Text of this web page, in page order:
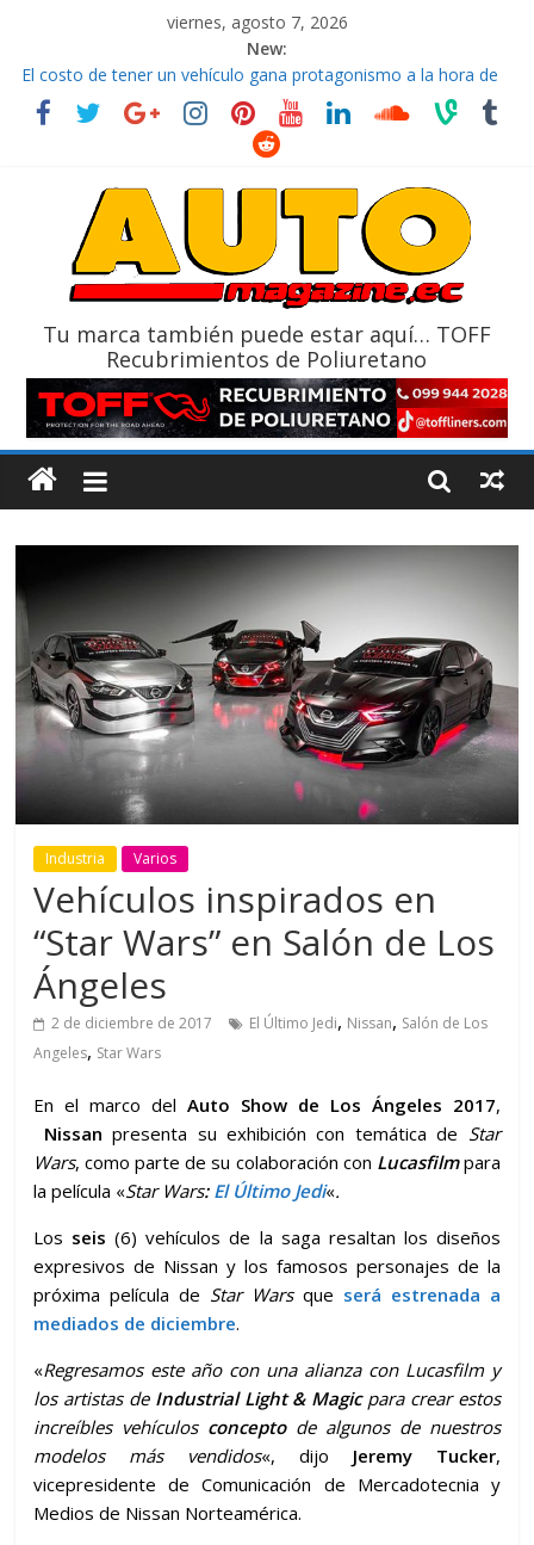
viernes, agosto 7, 2026
New:
El costo de tener un vehículo gana protagonismo a la hora de
decidir
Ultima película ‘Spider‑Man: Brand New Day’ pone en escena a
La Vuelta al Ecuador 2026, edición 47ª, recorre 7 provincias en 8
La FEDAK recibe 12 Sinotruk Bolden para cubrir las rutas de La
Tu marca también puede estar aquí… TOFF
Recubrimientos de Poliuretano
Industria Varios
Vehículos inspirados en
“Star Wars” en Salón de Los
Ángeles
2 de diciembre de 2017 El Último Jedi, Nissan, Salón de Los
Angeles, Star Wars
En el marco delAuto Show de Los Ángeles 2017,
Nissan presenta su exhibición con temática de Star
Wars, como parte de su colaboración con Lucasfilmpara
la película «Star Wars: El Último Jedi«.
Los seis (6) vehículos de la saga resaltan los diseños
expresivos de Nissan y los famosos personajes de la
próxima película de Star Warsque será estrenada a
mediados de diciembre.
«Regresamos este año con una alianza con Lucasfilm y
los artistas de Industrial Light & Magicpara crear estos
increíbles vehículos conceptode algunos de nuestros
modelos más vendidos«, dijo Jeremy Tucker,
vicepresidente de Comunicación de Mercadotecnia y
Medios de Nissan Norteamérica.